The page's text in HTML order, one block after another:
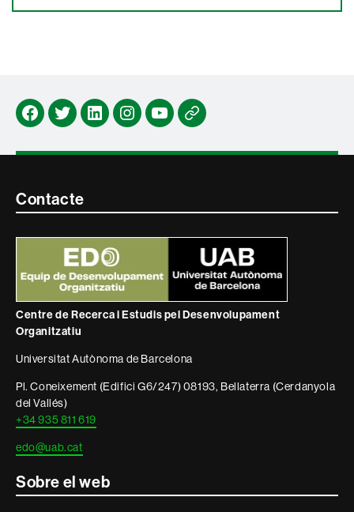
Facebook
TwitterLindedinInstagram
YoutubeNewsletter
Contacte
informació
legal
Contacte
Centre de Recerca i Estudis pel Desenvolupament
Organitzatiu
Universitat Autònoma de Barcelona
Pl. Coneixement (Edifici G6/247) 08193, Bellaterra (Cerdanyola
del Vallés)
+34 935 811 619
edo@uab.cat
Sobre el web